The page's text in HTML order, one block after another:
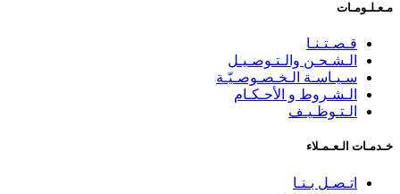
مـعـلـومـات
قـصـتـنـا
الـشـحـن والـتـوصـيـل
سـيـاسـة الـخـصـوصـيّـة
الـشـروط و الأحـكـام
الـتـوظـيـف
خـدمـات الـعـمـلاء
اتـصـل بـنـا